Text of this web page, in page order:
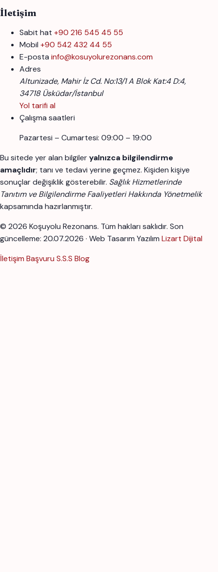
İletişim
Sabit hat +90 216 545 45 55
Mobil +90 542 432 44 55
E-posta info@kosuyolurezonans.com
Adres
Altunizade, Mahir İz Cd. No:13/1 A Blok Kat:4 D:4,
34718 Üsküdar/İstanbul
Yol tarifi al
Çalışma saatleri
Pazartesi – Cumartesi: 09:00 – 19:00
Bu sitede yer alan bilgileryalnızca bilgilendirme
amaçlıdır; tanı ve tedavi yerine geçmez. Kişiden kişiye
sonuçlar değişiklik gösterebilir. Sağlık Hizmetlerinde
Tanıtım ve Bilgilendirme Faaliyetleri Hakkında Yönetmelik
kapsamında hazırlanmıştır.
© 2026 Koşuyolu Rezonans. Tüm hakları saklıdır. Son
güncelleme: 20.07.2026 · Web Tasarım Yazılım Lizart Dijital
İletişim Başvuru S.S.S Blog